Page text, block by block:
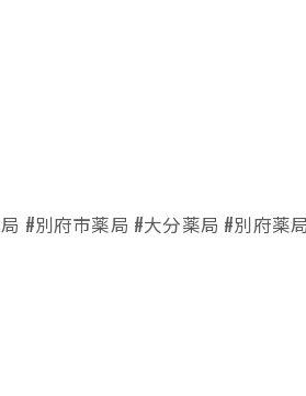
#別府市薬局 #大分薬局 #別府薬